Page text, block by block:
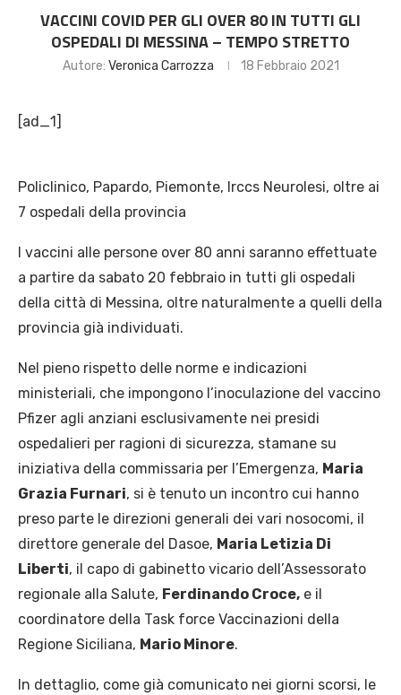
VACCINI COVID PER GLI OVER 80 IN TUTTI GLI
OSPEDALI DI MESSINA – TEMPO STRETTO
Autore: Veronica Carrozza 18 Febbraio 2021
[ad_1]
Policlinico, Papardo, Piemonte, Irccs Neurolesi, oltre ai
7 ospedali della provincia
I vaccini alle persone over 80 anni saranno effettuate
a partire da sabato 20 febbraio in tutti gli ospedali
della città di Messina, oltre naturalmente a quelli della
provincia già individuati.
Nel pieno rispetto delle norme e indicazioni
ministeriali, che impongono l’inoculazione del vaccino
Pfizer agli anziani esclusivamente nei presidi
ospedalieri per ragioni di sicurezza, stamane su
iniziativa della commissaria per l’Emergenza, Maria
Grazia Furnari, si è tenuto un incontro cui hanno
preso parte le direzioni generali dei vari nosocomi, il
direttore generale del Dasoe, Maria Letizia Di
Liberti, il capo di gabinetto vicario dell’Assessorato
regionale alla Salute, Ferdinando Croce, e il
coordinatore della Task force Vaccinazioni della
Regione Siciliana, Mario Minore.
In dettaglio, come già comunicato nei giorni scorsi, le